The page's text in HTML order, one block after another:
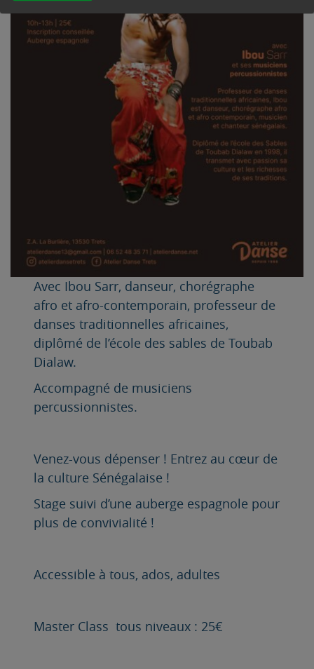
Avec Ibou Sarr, danseur, chorégraphe
afro et afro-contemporain, professeur de
danses traditionnelles africaines,
diplômé de l’école des sables de Toubab
Dialaw.
Accompagné de musiciens
percussionnistes.
Venez-vous dépenser ! Entrez au cœur de
la culture Sénégalaise !
Stage suivi d’une auberge espagnole pour
plus de convivialité !
Accessible à tous, ados, adultes
Master Class tous niveaux : 25€